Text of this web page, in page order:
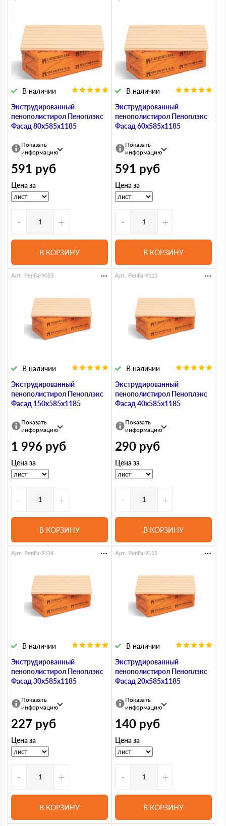
Экструдированный
пенополистирол Пеноплэкс
Фасад 80х585х1185
В наличии
Показать
информацию
591 руб
Цена за
- +
В КОРЗИНУ
Экструдированный
пенополистирол Пеноплэкс
Фасад 60х585х1185
В наличии
Показать
информацию
591 руб
Цена за
- +
В КОРЗИНУ
Экструдированный
пенополистирол Пеноплэкс
Фасад 150х585х1185
В наличии
Арт. PenFa-9053
Показать
информацию
1 996 руб
Цена за
- +
В КОРЗИНУ
Экструдированный
пенополистирол Пеноплэкс
Фасад 40х585х1185
В наличии
Арт. PenFa-9113
Показать
информацию
290 руб
Цена за
- +
В КОРЗИНУ
Экструдированный
пенополистирол Пеноплэкс
Фасад 30х585х1185
В наличии
Арт. PenFa-9114
Показать
информацию
227 руб
Цена за
- +
В КОРЗИНУ
Экструдированный
пенополистирол Пеноплэкс
Фасад 20х585х1185
В наличии
Арт. PenFa-9115
Показать
информацию
140 руб
Цена за
- +
В КОРЗИНУ